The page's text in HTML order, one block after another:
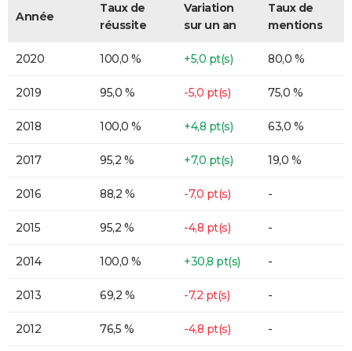
Année
Taux de
réussite
Variation
sur un an
Taux de
mentions
2020 100,0 % +5,0 pt(s) 80,0 %
2019 95,0 % -5,0 pt(s) 75,0 %
2018 100,0 % +4,8 pt(s) 63,0 %
2017 95,2 % +7,0 pt(s) 19,0 %
2016 88,2 % -7,0 pt(s) -
2015 95,2 % -4,8 pt(s) -
2014 100,0 % +30,8 pt(s) -
2013 69,2 % -7,2 pt(s) -
2012 76,5 % -4,8 pt(s) -